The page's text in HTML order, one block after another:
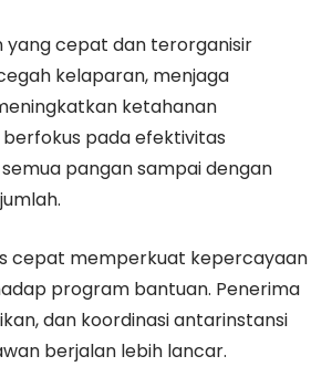
yang cepat dan terorganisir
kelaparan, menjaga
ketahanan
pada efektivitas
pangan sampai dengan
cepat memperkuat kepercayaan
program bantuan. Penerima
dan koordinasi antarinstansi
berjalan lebih lancar.